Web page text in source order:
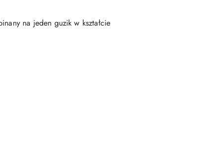
na jeden guzik w kształcie